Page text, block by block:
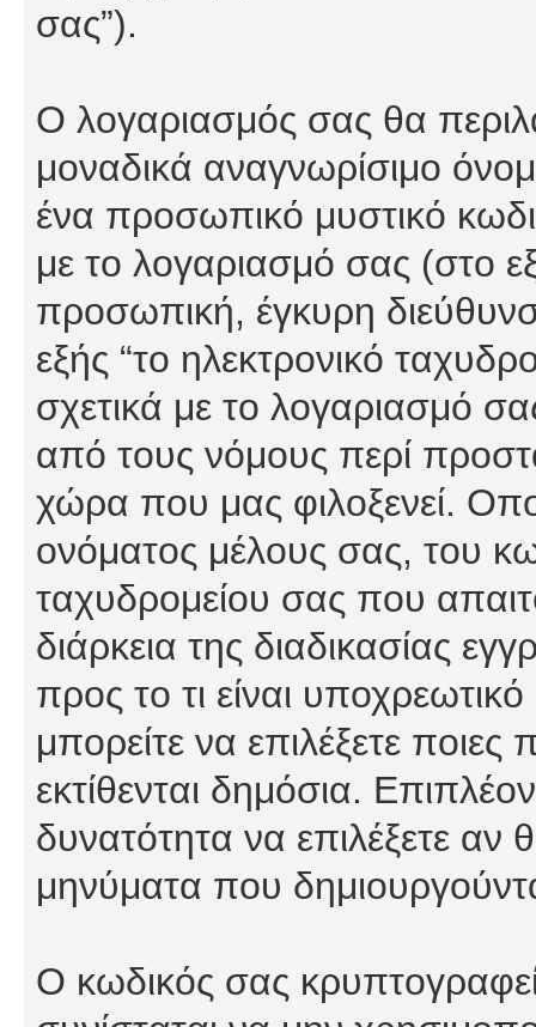
σας”).
Ο λογαριασμός σας θα
μοναδικά αναγνωρίσιμο
ένα προσωπικό μυστικό
με το λογαριασμό σας (στο
προσωπική, έγκυρη
εξής “το ηλεκτρονικό
σχετικά με το λογαριασμό
από τους νόμους περί
χώρα που μας φιλοξενεί.
ονόματος μέλους σας, του
ταχυδρομείου σας που
διάρκεια της διαδικασίας
προς το τι είναι
μπορείτε να επιλέξετε
εκτίθενται δημόσια.
δυνατότητα να επιλέξετε αν
μηνύματα που
Ο κωδικός σας